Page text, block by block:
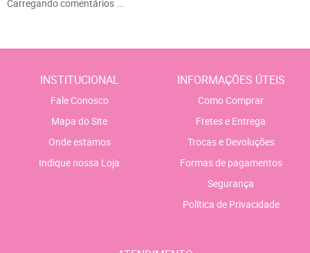
Carregando comentários ...
INSTITUCIONAL
Fale Conosco
Mapa do Site
Onde estamos
Indique nossa Loja
INFORMAÇÕES ÚTEIS
Como Comprar
Fretes e Entrega
Trocas e Devoluções
Formas de pagamentos
Segurança
Política de Privacidade